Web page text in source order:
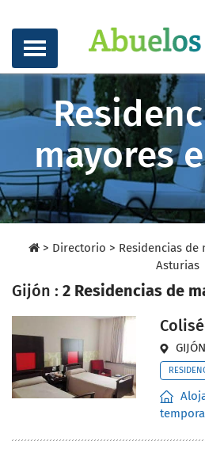
mayores
> Directorio > Residencias
Asturias
Gijón : 2 Residencias de